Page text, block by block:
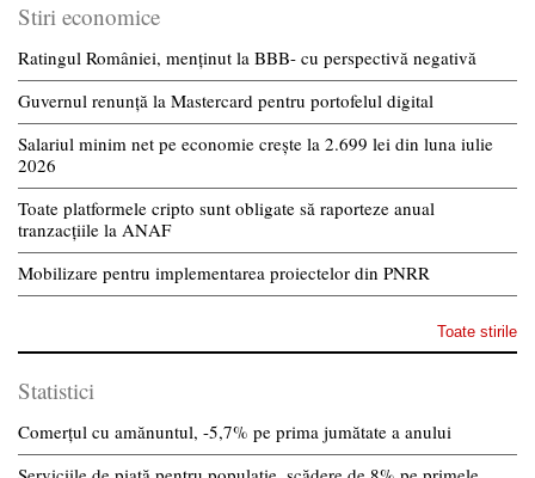
Stiri economice
Ratingul României, menținut la BBB- cu perspectivă negativă
Guvernul renunță la Mastercard pentru portofelul digital
Salariul minim net pe economie crește la 2.699 lei din luna iulie
2026
Toate platformele cripto sunt obligate să raporteze anual
tranzacțiile la ANAF
Mobilizare pentru implementarea proiectelor din PNRR
Toate stirile
Statistici
Comerțul cu amănuntul, -5,7% pe prima jumătate a anului